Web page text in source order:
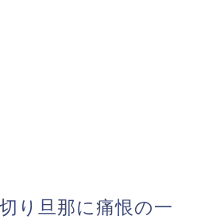
り旦那に痛恨の一